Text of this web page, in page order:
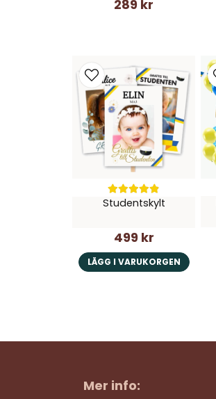
289 kr
Studentskylt
499 kr
LÄGG I VARUKORGEN
Mer info: